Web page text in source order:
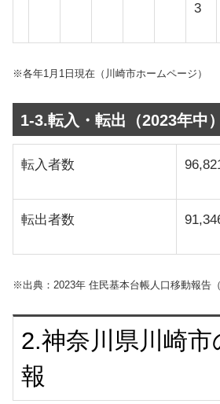
3
※各年1月1日現在（川崎市ホームページ）
1-3.転入・転出（2023年中）
転入者数
転出者数
※出典：2023年 住民基本台帳人口移動報告（
2.神奈川県川崎市
報